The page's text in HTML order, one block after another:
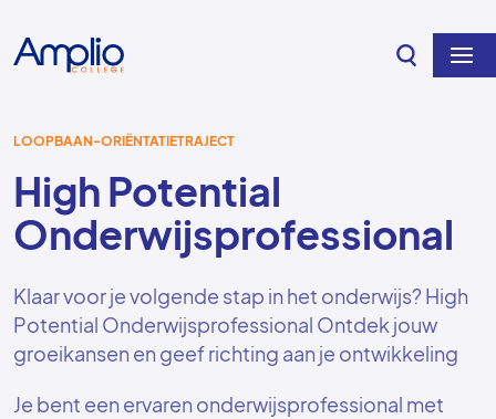
LOOPBAAN-ORIËNTATIETRAJECT
High Potential
Onderwijsprofessional
Klaar voor je volgende stap in het onderwijs? High
Potential Onderwijsprofessional Ontdek jouw
groeikansen en geef richting aan je ontwikkeling
Je bent een ervaren onderwijsprofessional met